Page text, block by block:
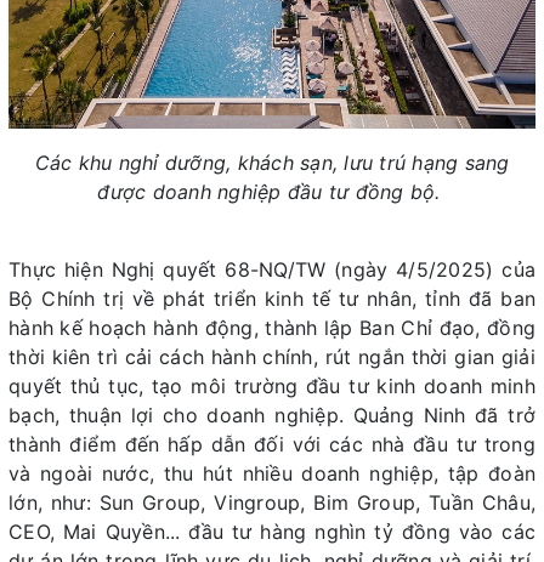
Các khu nghỉ dưỡng, khách sạn, lưu trú hạng sang
được doanh nghiệp đầu tư đồng bộ.
Thực hiện Nghị quyết 68-NQ/TW (ngày 4/5/2025) của
Bộ Chính trị về phát triển kinh tế tư nhân, tỉnh đã ban
hành kế hoạch hành động, thành lập Ban Chỉ đạo, đồng
thời kiên trì cải cách hành chính, rút ngắn thời gian giải
quyết thủ tục, tạo môi trường đầu tư kinh doanh minh
bạch, thuận lợi cho doanh nghiệp. Quảng Ninh đã trở
thành điểm đến hấp dẫn đối với các nhà đầu tư trong
và ngoài nước, thu hút nhiều doanh nghiệp, tập đoàn
lớn, như: Sun Group, Vingroup, Bim Group, Tuần Châu,
CEO, Mai Quyền... đầu tư hàng nghìn tỷ đồng vào các